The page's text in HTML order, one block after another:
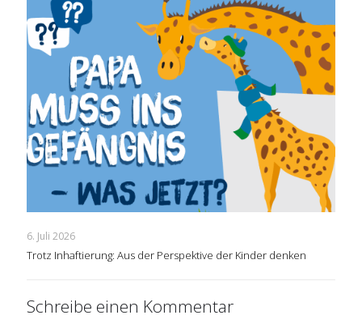
6. Juli 2026
Trotz Inhaftierung: Aus der Perspektive der Kinder denken
Schreibe einen Kommentar